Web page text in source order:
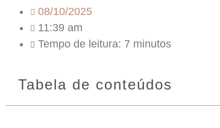
08/10/2025
11:39 am
Tempo de leitura: 7 minutos
Tabela de conteúdos